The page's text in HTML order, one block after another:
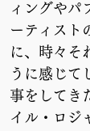
ィングやパ
ーティスト
に、時々そ
うに感じて
事をしてき
イル・ロジ